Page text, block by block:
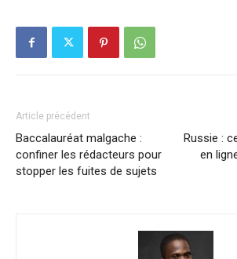
Article précédent
Baccalauréat malgache :
confiner les rédacteurs pour
stopper les fuites de sujets
Russie :
en